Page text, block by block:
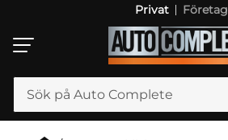
Meny
Privat Företag